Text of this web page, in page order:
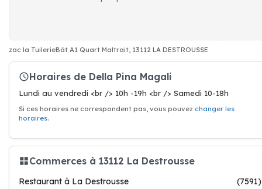
zac la TuilerieBât A1 Quart Maltrait, 13112 LA DESTROUSSE
Horaires de Della Pina Magali
Lundi au vendredi <br /> 10h -19h <br /> Samedi 10-18h
Si ces horaires ne correspondent pas, vous pouvez changer les
horaires.
Commerces à 13112 La Destrousse
Restaurant à La Destrousse
(7591)